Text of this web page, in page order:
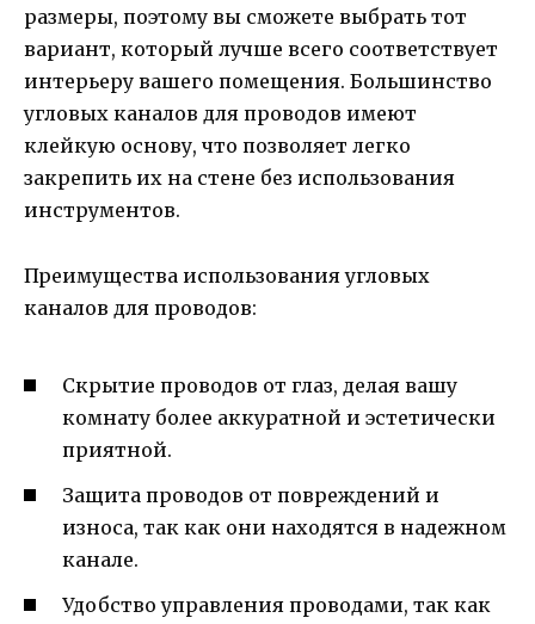
размеры, поэтому вы сможете выбрать тот
вариант, который лучше всего соответствует
интерьеру вашего помещения. Большинство
угловых каналов для проводов имеют
клейкую основу, что позволяет легко
закрепить их на стене без использования
инструментов.
Преимущества использования угловых
каналов для проводов:
Скрытие проводов от глаз, делая вашу
комнату более аккуратной и эстетически
приятной.
Защита проводов от повреждений и
износа, так как они находятся в надежном
канале.
Удобство управления проводами, так как